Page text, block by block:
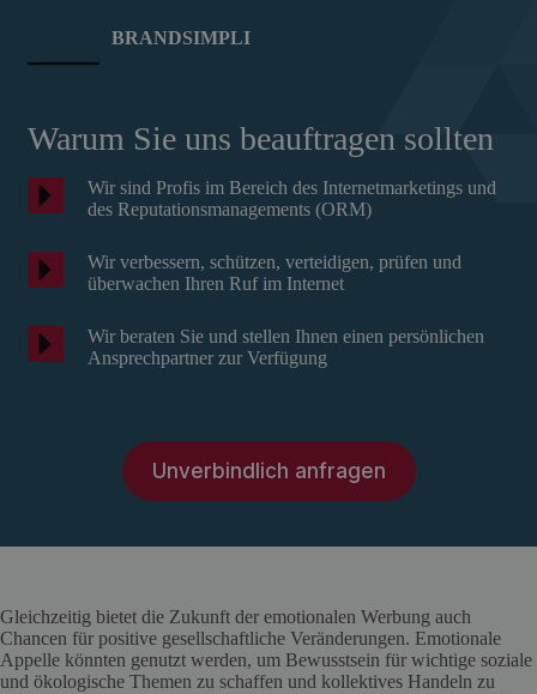
BRANDSIMPLI
Warum Sie uns beauftragen sollten
Wir sind Profis im Bereich des Internetmarketings und
des Reputationsmanagements (ORM)
Wir verbessern, schützen, verteidigen, prüfen und
überwachen Ihren Ruf im Internet
Wir beraten Sie und stellen Ihnen einen persönlichen
Ansprechpartner zur Verfügung
Unverbindlich anfragen
Gleichzeitig bietet die Zukunft der emotionalen Werbung auch
Chancen für positive gesellschaftliche Veränderungen. Emotionale
Appelle könnten genutzt werden, um Bewusstsein für wichtige soziale
und ökologische Themen zu schaffen und kollektives Handeln zu